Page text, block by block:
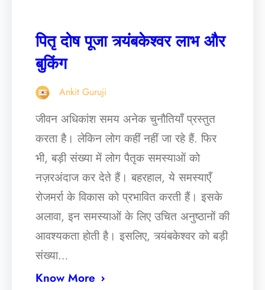
पितृ दोष पूजा त्र्यंबकेश्वर लाभ और
बुकिंग
Ankit Guruji
जीवन अधिकांश समय अनेक चुनौतियाँ प्रस्तुत
करता है। लेकिन लोग कहीं नहीं जा रहे हैं. फिर
भी, बड़ी संख्या में लोग पैतृक समस्याओं को
नज़रअंदाज कर देते हैं। बहरहाल, ये समस्याएँ
रोजमर्रा के विकास को प्रभावित करती हैं। इसके
अलावा, इन समस्याओं के लिए उचित अनुष्ठानों की
आवश्यकता होती है। इसलिए, त्र्यंबकेश्वर को बड़ी
संख्या…
Know More